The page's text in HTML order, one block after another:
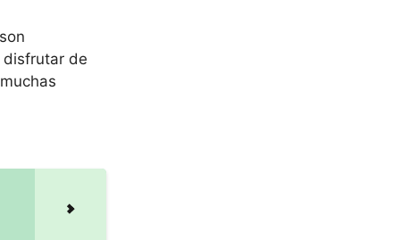
disfrutar de